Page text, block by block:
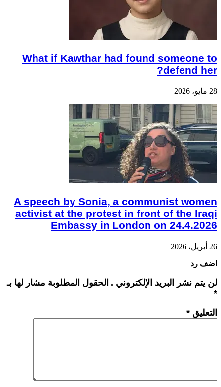
What if Kawthar had found someone to
defend her?
28 مايو، 2026
A speech by Sonia, a communist women
activist at the protest in front of the Iraqi
Embassy in London on 24.4.2026
26 أبريل، 2026
اضف رد
لن يتم نشر البريد الإلكتروني . الحقول المطلوبة مشار لها بـ
*
التعليق *